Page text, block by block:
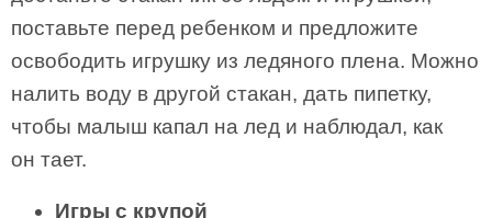
поставьте перед ребенком и предложите
освободить игрушку из ледяного плена. Можно
налить воду в другой стакан, дать пипетку,
чтобы малыш капал на лед и наблюдал, как
он тает.
Игры с крупой